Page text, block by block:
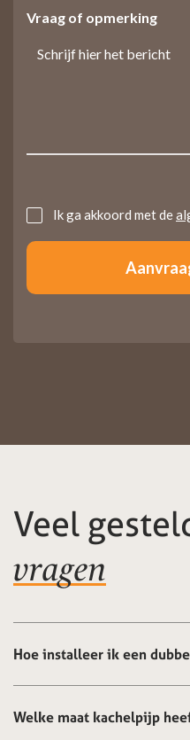
Vraag of opmerking
UntitledIk ga akkoord met de
Veel
vragen
Hoe installeer ik een
Welke maat kachelpijp